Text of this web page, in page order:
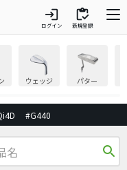
login
ログイン
inventory
新規登録
ウェッジ パター
#G440
search